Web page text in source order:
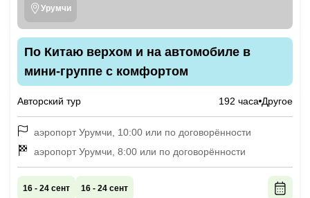
Урумчи
По Китаю верхом и на автомобиле в
мини-группе с комфортом
Авторский тур 192 часа Другое
аэропорт Урумчи, 10:00 или по договорённости
аэропорт Урумчи, 8:00 или по договорённости
16 - 24 сент 16 - 24 сент